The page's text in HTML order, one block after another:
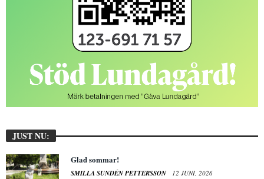
JUST NU:
Glad sommar!
SMILLA SUNDÉN PETTERSSON 12 JUNI, 2026